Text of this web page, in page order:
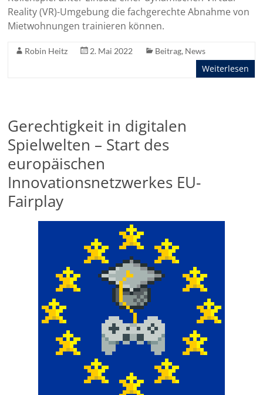
Reality (VR)-Umgebung die fachgerechte Abnahme von
Mietwohnungen trainieren können.
Robin Heitz 2. Mai 2022 Beitrag, News
Weiterlesen
Gerechtigkeit in digitalen
Spielwelten – Start des
europäischen
Innovationsnetzwerkes EU-
Fairplay